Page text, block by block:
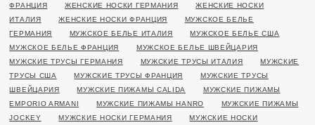
ФРАНЦИЯ
ЖЕНСКИЕ НОСКИ ГЕРМАНИЯ
ЖЕНСКИЕ НОСКИ
ИТАЛИЯ
ЖЕНСКИЕ НОСКИ ФРАНЦИЯ
МУЖСКОЕ БЕЛЬЕ
ГЕРМАНИЯ
МУЖСКОЕ БЕЛЬЕ ИТАЛИЯ
МУЖСКОЕ БЕЛЬЕ США
МУЖСКОЕ БЕЛЬЕ ФРАНЦИЯ
МУЖСКОЕ БЕЛЬЕ ШВЕЙЦАРИЯ
МУЖСКИЕ ТРУСЫ ГЕРМАНИЯ
МУЖСКИЕ ТРУСЫ ИТАЛИЯ
МУЖСКИЕ
ТРУСЫ США
МУЖСКИЕ ТРУСЫ ФРАНЦИЯ
МУЖСКИЕ ТРУСЫ
ШВЕЙЦАРИЯ
МУЖСКИЕ ПИЖАМЫ CALIDA
МУЖСКИЕ ПИЖАМЫ
EMPORIO ARMANI
МУЖСКИЕ ПИЖАМЫ HANRO
МУЖСКИЕ ПИЖАМЫ
JOCKEY
МУЖСКИЕ НОСКИ ГЕРМАНИЯ
МУЖСКИЕ НОСКИ